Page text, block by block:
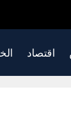
اقتصاد